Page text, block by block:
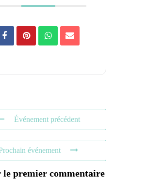
Événement précédent
événement
le premier commentaire